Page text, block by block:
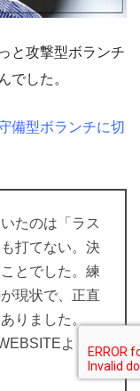
と攻撃型ボランチ
でした。
備型ボランチに切
たのは「ラス
打てない。決
とでした。練
現状で、正直
りました。
より引